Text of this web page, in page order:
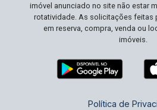
imóvel anunciado no site não estar
rotatividade. As solicitações feitas
em reserva, compra, venda ou
imóveis.
Política de